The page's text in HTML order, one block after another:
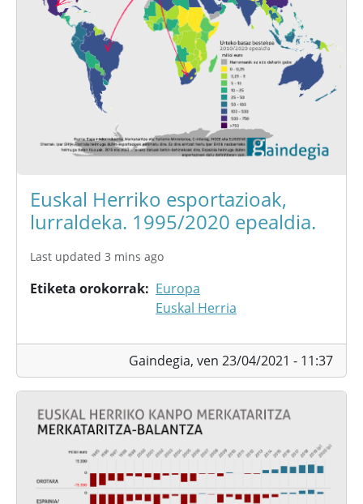
Euskal Herriko esportazioak,
lurraldeka. 1995/2020 epealdia.
Last updated 3 mins ago
Etiketa orokorrak
Europa
Euskal Herria
Gaindegia, ven 23/04/2021 - 11:37